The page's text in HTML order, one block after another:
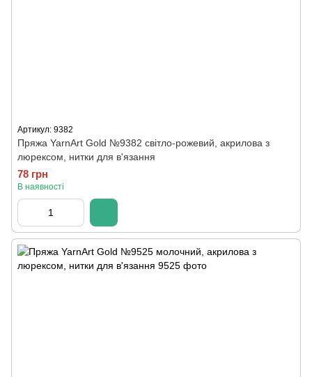
Артикул: 9382
Пряжа YarnArt Gold №9382 світло-рожевий, акрилова з
люрексом, нитки для в'язання
78 грн
В наявності